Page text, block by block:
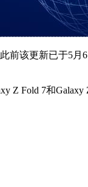
该更新已于5月
Fold 7和